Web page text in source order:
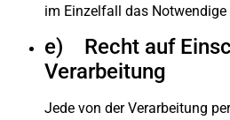
im Einzelfall das Notwendige
e) Recht auf
Verarbeitung
Jede von der Verarbeitung